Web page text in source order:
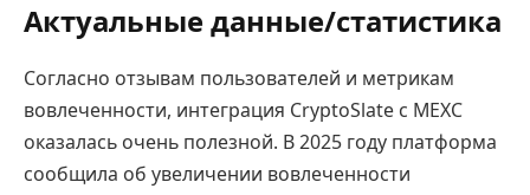
Актуальные данные/статистика
Согласно отзывам пользователей и метрикам
вовлеченности, интеграция CryptoSlate с MEXC
оказалась очень полезной. В 2025 году платформа
сообщила об увеличении вовлеченности